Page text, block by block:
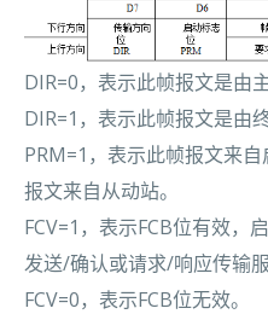
DIR=0，表示此帧报文是由
DIR=1，表示此帧报文是由
PRM=1，表示此帧报文来
报文来自从动站。
FCV=1，表示FCB位有效，
发送/确认或请求/响应传输
FCV=0，表示FCB位无效。